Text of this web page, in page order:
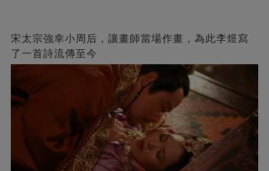
宋太宗強幸小周后，讓畫師當場作畫，為此李煜寫
了一首詩流傳至今